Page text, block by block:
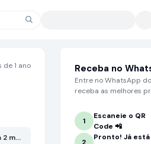
de 1 ano
meses ou mais. Grande chance de
Receba no
Entre no WhatsApp
receba as melhores
1
Escaneie o QR
Code 📲
Pronto! Já está